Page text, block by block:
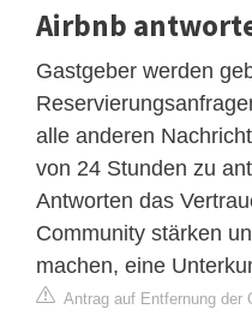
Airbnb
Gastgeber werden
alle anderen
von 24 Stunden zu
Antworten das
Community stärken
machen, eine
Antrag auf Entfernung der